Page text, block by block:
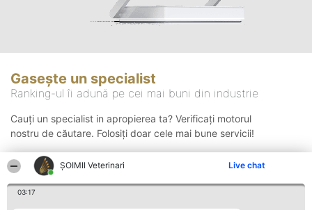
ȘOIMII Veterinari Live chat
03:17
Gasește un specialist
Ranking-ul îi adună pe cei mai buni din industrie
Cauți un specialist in apropierea ta? Verificați motorul
nostru de căutare. Folosiți doar cele mai bune servicii!